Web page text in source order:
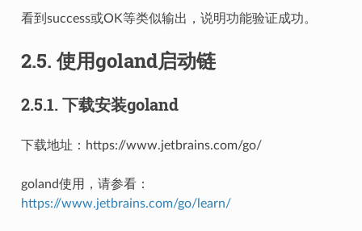
看到success或OK等类似输出，说明功能验证成功。
2.5.使用goland启动链
2.5.1. 下载安装goland
下载地址：https://www.jetbrains.com/go/
goland使用，请参看：
https://www.jetbrains.com/go/learn/